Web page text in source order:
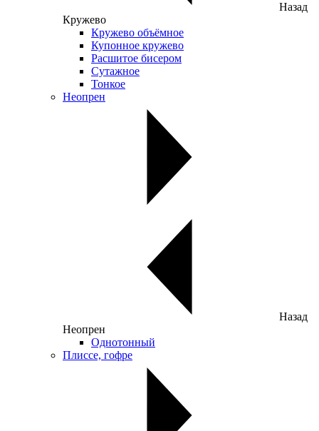
Назад
Кружево
Кружево объёмное
Купонное кружево
Расшитое бисером
Сутажное
Тонкое
Неопрен
Назад
Неопрен
Однотонный
Плиссе, гофре